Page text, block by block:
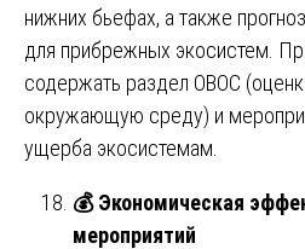
нижних бьефах, а также
для прибрежных экосистем.
содержать раздел ОВОС
окружающую среду) и
ущерба экосистемам.
💰Экономическая
мероприятий